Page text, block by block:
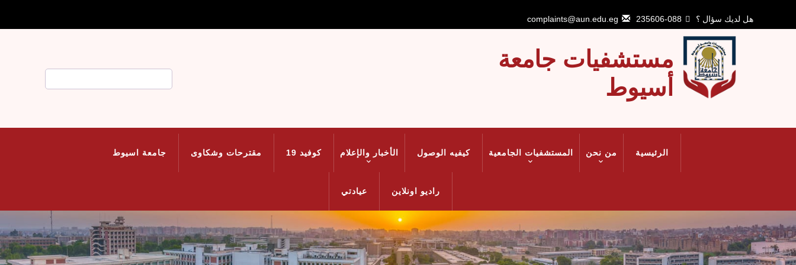
المحتوى
هل لديك سؤال ؟ 088-235606
complaints@aun.edu.eg
مستشفيات جامعة
أسيوط
NAVIGATION
الرئيسية من نحن المستشفيات الجامعية كيفيه الوصول الأخبار والإعلام كوفيد 19 مقترحات وشكاوى جامعة اسيوط
راديو اونلاين عيادتي